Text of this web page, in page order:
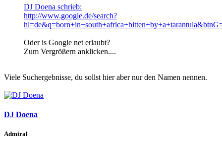
DJ Doena schrieb:
http://www.google.de/search?
Oder is Google net erlaubt?
Zum Vergrößern anklicken....
Viele Suchergebnisse, du sollst hier aber nur den Namen nennen.
DJ Doena
Admiral